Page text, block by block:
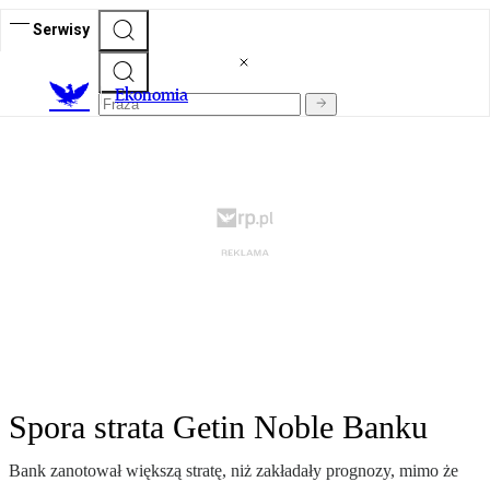
Serwisy
Ekonomia
Spora strata Getin Noble Banku
Bank zanotował większą stratę, niż zakładały prognozy, mimo że